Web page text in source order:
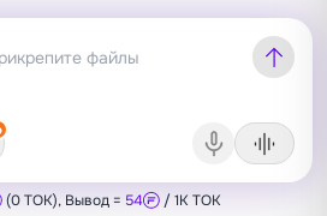
(0 TOK), Вывод = 54 / 1K TOK